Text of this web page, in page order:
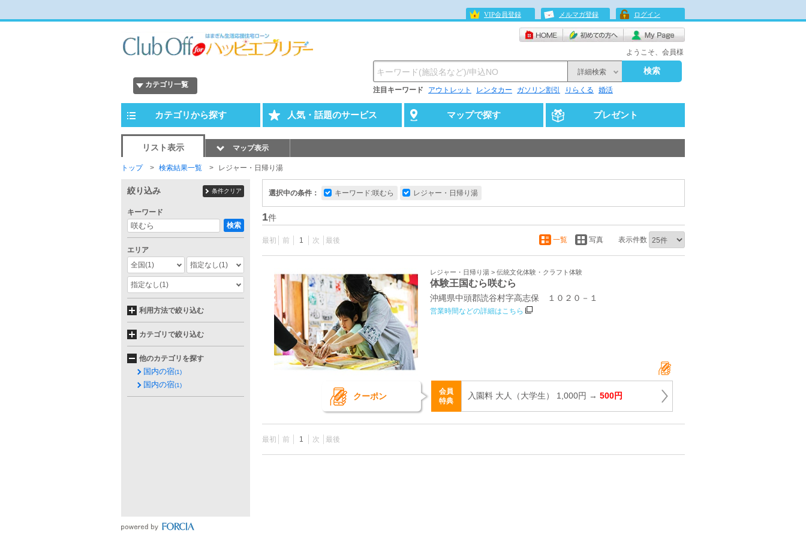
VIP会員登録 メルマガ登録 ログイン
ようこそ、会員様
カテゴリ一覧
詳細検索 検索
注目キーワード アウトレット レンタカー ガソリン割引 りらくる 婚活
カテゴリから探す 人気・話題のサービス マップで探す プレゼント
リスト表示 マップ表示
トップ 検索結果一覧 レジャー・日帰り湯
選択中の条件： キーワード:咲むら レジャー・日帰り湯
1件
最初 前 1 次 最後 一覧 写真 表示件数
レジャー・日帰り湯 > 伝統文化体験・クラフト体験
体験王国むら咲むら
沖縄県中頭郡読谷村字高志保 １０２０－１
営業時間などの詳細はこちら
クーポン
会員
特典
入園料 大人（大学生） 1,000円 → 500円
最初 前 1 次 最後
絞り込み 条件クリア
キーワード
検索
エリア
全国(1) 指定なし(1)
指定なし(1)
利用方法で絞り込む
カテゴリで絞り込む
他のカテゴリを探す
国内の宿(1)
国内の宿(1)